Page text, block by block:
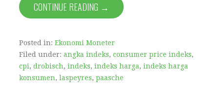
CONTINUE READING →
Posted in: Ekonomi Moneter
Filed under: angka indeks, consumer price indeks,
cpi, drobisch, indeks, indeks harga, indeks harga
konsumen, laspeyres, paasche